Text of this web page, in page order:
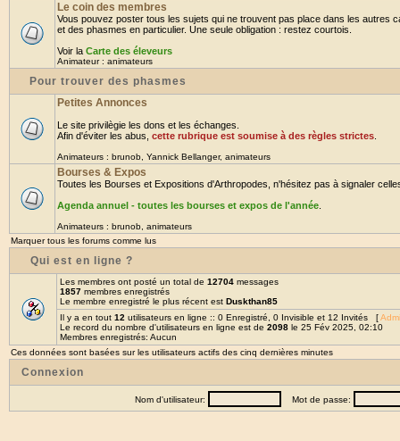
Le coin des membres
Vous pouvez poster tous les sujets qui ne trouvent pas place dans les autres
et des phasmes en particulier. Une seule obligation : restez courtois.
Voir la Carte des éleveurs
Animateur : animateurs
Pour trouver des phasmes
Petites Annonces
Le site privilègie les dons et les échanges.
Afin d'éviter les abus, cette rubrique est soumise à des règles strictes
Animateurs : brunob Yannick Bellanger, animateurs
Bourses & Expos
Toutes les Bourses et Expositions d'Arthropodes, n'hésitez pas à signaler
Agenda annuel - toutes les bourses et expos de l'année
Animateurs : brunob animateurs
Marquer tous les forums comme lus
Qui est en ligne ?
Les membres ont posté un total de 12704 messages
1857 membres enregistrés
Le membre enregistré le plus récent est Duskthan85
Il y a en tout 12 utilisateurs en ligne :: 0 Enregistré, 0 Invisible et 12 Invités [
Le record du nombre d'utilisateurs en ligne est de 2098 le 25 Fév 2025, 02:10
Membres enregistrés: Aucun
Ces données sont basées sur les utilisateurs actifs des cinq dernières minutes
Connexion
Nom d'utilisateur: Mot de passe: